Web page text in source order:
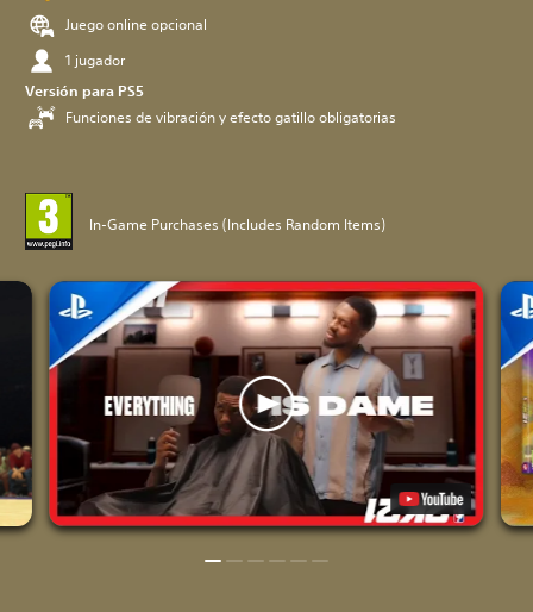
Juego online opcional
1 jugador
Versión para PS5
Funciones de vibración y efecto gatillo obligatorias
In-Game Purchases (Includes Random Items)